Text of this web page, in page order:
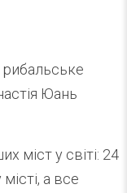
Юань
міст у світі: 24
а все